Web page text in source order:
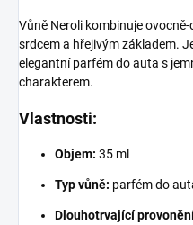
Vůně Neroli kombinuje
srdcem a hřejivým základem.
elegantní parfém do auta s
charakterem.
Vlastnosti:
Objem: 35 ml
Typ vůně: parfém do
Dlouhotrvající